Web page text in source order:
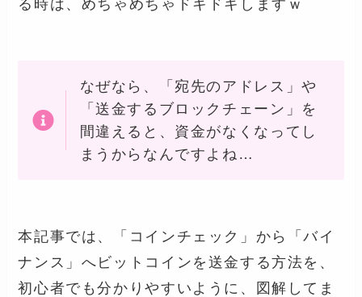
る時は、めちゃめちゃドキドキしますｗ
なぜなら、「宛先のアドレス」や
「送金するブロックチェーン」を
間違えると、資金がなくなってし
まうからなんですよね…
本記事では、「コインチェック」から「バイ
ナンス」へビットコインを送金する方法を、
初心者でも分かりやすいように、図解してま